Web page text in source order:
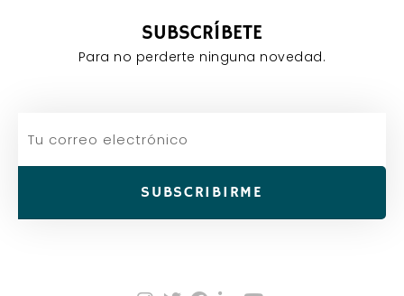
SUBSCRÍBETE
Para no perderte ninguna novedad.
SUBSCRIBIRME